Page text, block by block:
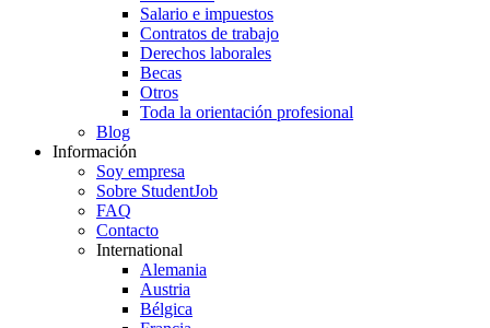
Salario e impuestos
Contratos de trabajo
Derechos laborales
Becas
Otros
Toda la orientación profesional
Blog
Información
Soy empresa
Sobre StudentJob
FAQ
Contacto
International
Alemania
Austria
Bélgica